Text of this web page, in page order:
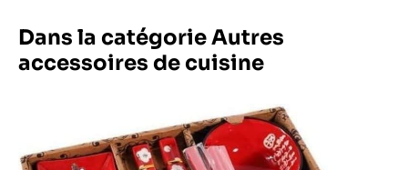
Dans la catégorie Autres
accessoires de cuisine